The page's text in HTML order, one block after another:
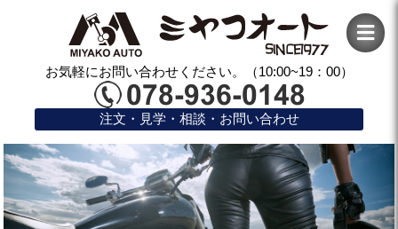
お気軽にお問い合わせください。（10:00~19：00）
注文・見学・相談・お問い合わせ